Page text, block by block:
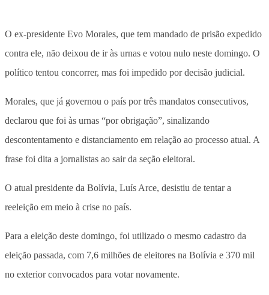
O ex-presidente Evo Morales, que tem mandado de prisão expedido
contra ele, não deixou de ir às urnas e votou nulo neste domingo. O
político tentou concorrer, mas foi impedido por decisão judicial.
Morales, que já governou o país por três mandatos consecutivos,
declarou que foi às urnas “por obrigação”, sinalizando
descontentamento e distanciamento em relação ao processo atual. A
frase foi dita a jornalistas ao sair da seção eleitoral.
O atual presidente da Bolívia, Luís Arce, desistiu de tentar a
reeleição em meio à crise no país.
Para a eleição deste domingo, foi utilizado o mesmo cadastro da
eleição passada, com 7,6 milhões de eleitores na Bolívia e 370 mil
no exterior convocados para votar novamente.